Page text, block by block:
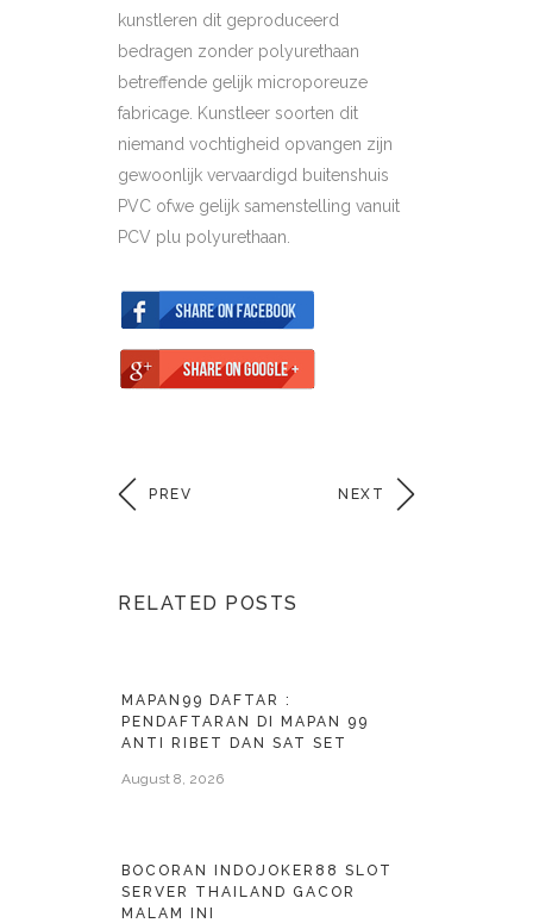
kunstleren dit geproduceerd
bedragen zonder polyurethaan
betreffende gelijk microporeuze
fabricage. Kunstleer soorten dit
niemand vochtigheid opvangen zijn
gewoonlijk vervaardigd buitenshuis
PVC ofwe gelijk samenstelling vanuit
PCV plu polyurethaan.
PREV NEXT
RELATED POSTS
MAPAN99 DAFTAR :
PENDAFTARAN DI MAPAN 99
ANTI RIBET DAN SAT SET
August 8, 2026
BOCORAN INDOJOKER88 SLOT
SERVER THAILAND GACOR
MALAM INI